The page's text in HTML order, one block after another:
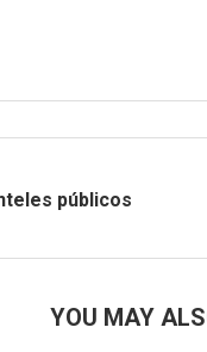
públicos
YOU MAY